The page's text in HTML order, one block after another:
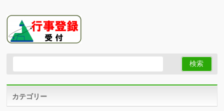
カテゴリー